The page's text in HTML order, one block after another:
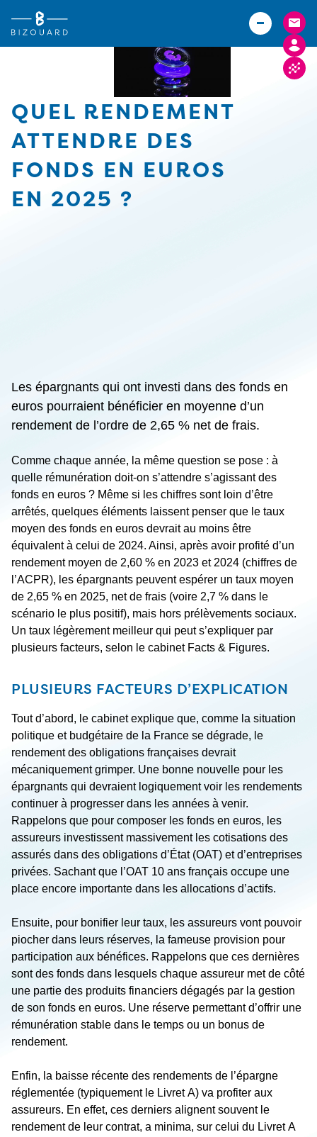
TPE
Agriculteurs (Bizouard)
PME
Actualités
Carrières
Implantations
FACTURE ELECTRONIQUE
QUEL RENDEMENT
ATTENDRE DES
FONDS EN EUROS
EN 2025 ?
Les épargnants qui ont investi dans des fonds en
euros pourraient bénéficier en moyenne d’un
rendement de l’ordre de 2,65 % net de frais.
Comme chaque année, la même question se pose : à
quelle rémunération doit-on s’attendre s’agissant des
fonds en euros ? Même si les chiffres sont loin d’être
arrêtés, quelques éléments laissent penser que le taux
moyen des fonds en euros devrait au moins être
équivalent à celui de 2024. Ainsi, après avoir profité d’un
rendement moyen de 2,60 % en 2023 et 2024 (chiffres de
l’ACPR), les épargnants peuvent espérer un taux moyen
de 2,65 % en 2025, net de frais (voire 2,7 % dans le
scénario le plus positif), mais hors prélèvements sociaux.
Un taux légèrement meilleur qui peut s’expliquer par
plusieurs facteurs, selon le cabinet Facts & Figures.
PLUSIEURS FACTEURS D’EXPLICATION
Tout d’abord, le cabinet explique que, comme la situation
politique et budgétaire de la France se dégrade, le
rendement des obligations françaises devrait
mécaniquement grimper. Une bonne nouvelle pour les
épargnants qui devraient logiquement voir les rendements
continuer à progresser dans les années à venir.
Rappelons que pour composer les fonds en euros, les
assureurs investissent massivement les cotisations des
assurés dans des obligations d’État (OAT) et d’entreprises
privées. Sachant que l’OAT 10 ans français occupe une
place encore importante dans les allocations d’actifs.
Ensuite, pour bonifier leur taux, les assureurs vont pouvoir
piocher dans leurs réserves, la fameuse provision pour
participation aux bénéfices. Rappelons que ces dernières
sont des fonds dans lesquels chaque assureur met de côté
une partie des produits financiers dégagés par la gestion
de son fonds en euros. Une réserve permettant d’offrir une
rémunération stable dans le temps ou un bonus de
rendement.
Enfin, la baisse récente des rendements de l’épargne
réglementée (typiquement le Livret A) va profiter aux
assureurs. En effet, ces derniers alignent souvent le
rendement de leur contrat, a minima, sur celui du Livret A